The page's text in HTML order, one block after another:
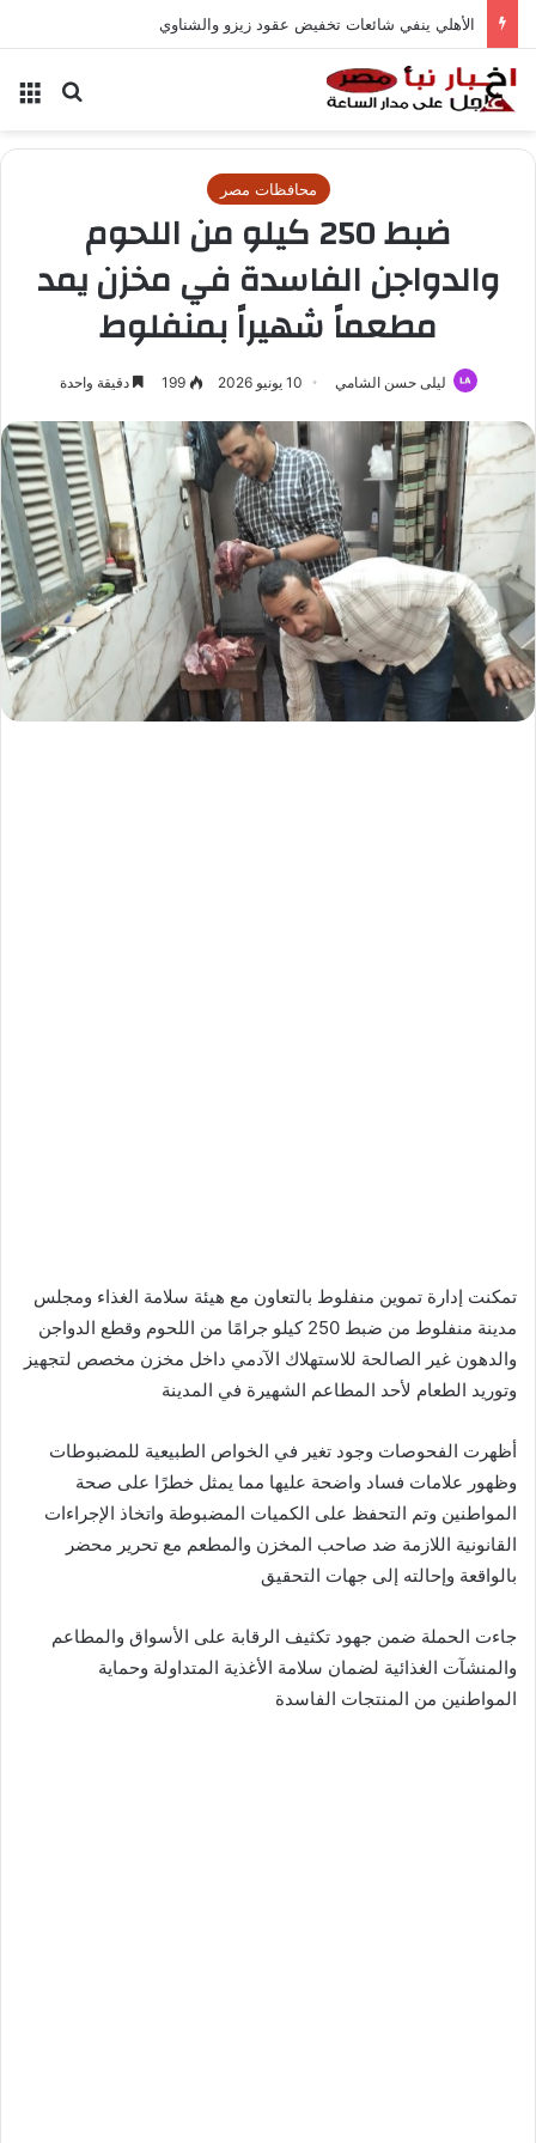
الأهلي ينفي شائعات تخفيض عقود زيزو والشناوي
بحث
محافظات مصر
ضبط 250 كيلو من اللحوم
والدواجن الفاسدة في مخزن يمد
مطعماً شهيراً بمنفلوط
ليلى حسن الشامي 10 يونيو 2026 199 دقيقة واحدة
تمكنت إدارة تموين منفلوط بالتعاون مع هيئة سلامة الغذاء ومجلس
مدينة منفلوط من ضبط 250 كيلو جرامًا من اللحوم وقطع الدواجن
والدهون غير الصالحة للاستهلاك الآدمي داخل مخزن مخصص لتجهيز
وتوريد الطعام لأحد المطاعم الشهيرة في المدينة
أظهرت الفحوصات وجود تغير في الخواص الطبيعية للمضبوطات
وظهور علامات فساد واضحة عليها مما يمثل خطرًا على صحة
المواطنين وتم التحفظ على الكميات المضبوطة واتخاذ الإجراءات
القانونية اللازمة ضد صاحب المخزن والمطعم مع تحرير محضر
بالواقعة وإحالته إلى جهات التحقيق
جاءت الحملة ضمن جهود تكثيف الرقابة على الأسواق والمطاعم
والمنشآت الغذائية لضمان سلامة الأغذية المتداولة وحماية
المواطنين من المنتجات الفاسدة